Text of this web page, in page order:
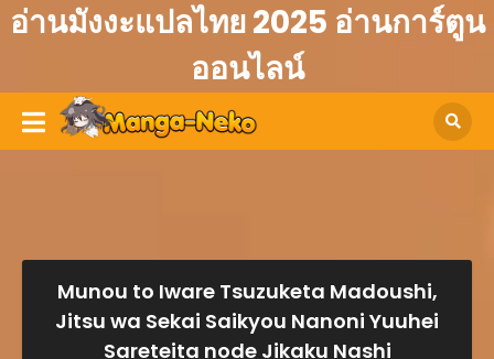
อ่านมังงะแปลไทย 2025 อ่านการ์ตูน
ออนไลน์
Munou to Iware Tsuzuketa Madoushi,
Jitsu wa Sekai Saikyou Nanoni Yuuhei
Sareteita node Jikaku Nashi